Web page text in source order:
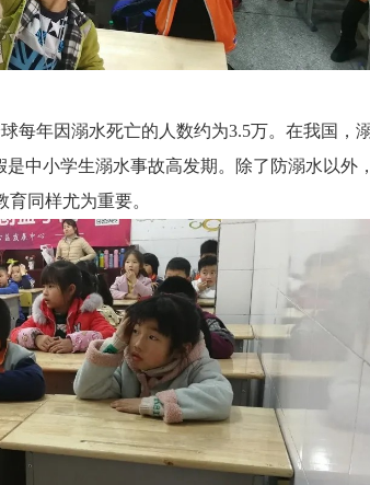
每年因溺水死亡的人数约为3.5万。在我国，
是中小学生溺水事故高发期。除了防溺水以外
同样尤为重要。